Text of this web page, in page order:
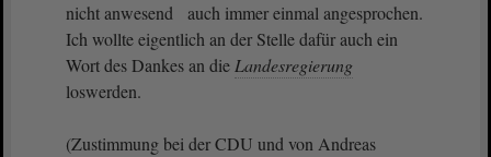
nicht anwesend auch immer einmal angesprochen.
Ich wollte eigentlich an der Stelle dafür auch ein
Wort des Dankes an die Landesregierung
loswerden.
(Zustimmung bei der CDU und von Andreas